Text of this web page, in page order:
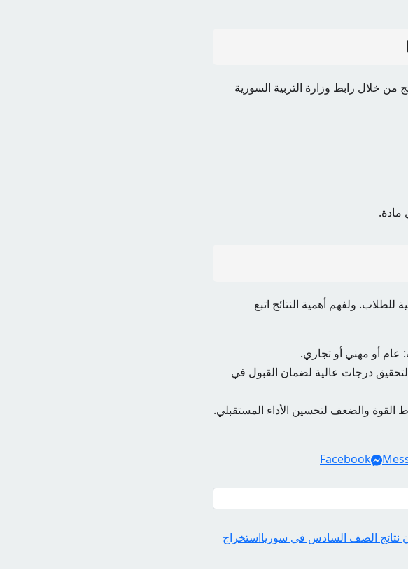
خلال رابط وزارة التربية السورية
مادة.
ولفهم أهمية النتائج اتبع
عام أو مهني أو تجاري.
لتحقيق درجات عالية لضمان القبول في
القوة والضعف لتحسين الأداء المستقبلي.
Facebook
نتائج الصف السادس في سوريااستخراج